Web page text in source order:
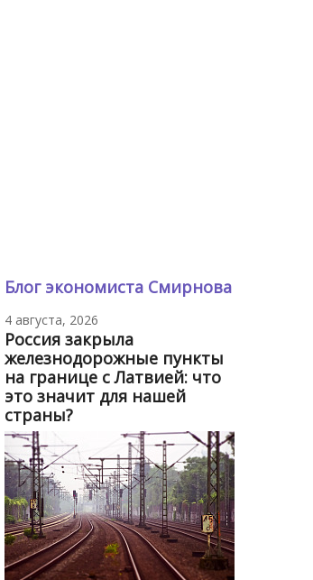
Блог экономиста Смирнова
4 августа, 2026
Россия закрыла
железнодорожные пункты
на границе с Латвией: что
это значит для нашей
страны?